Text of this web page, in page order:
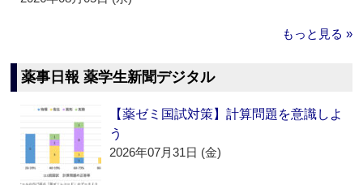
もっと見る »
薬事日報 薬学生新聞デジタル
【薬ゼミ国試対策】計算問題を意識しよ
う
2026年07月31日 (金)